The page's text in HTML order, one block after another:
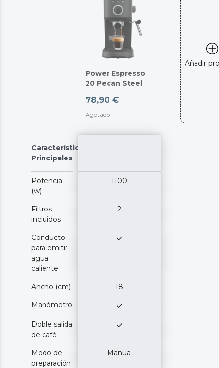
Power Espresso
20 Pecan Steel
78,90 €
Agotado
Añadir
Características
Principales
Potencia
(w)
1100
Filtros
incluidos
2
Conducto
para emitir
agua
caliente
Ancho (cm) 18
Manómetro
Doble salida
de café
Modo de
preparación
Manual